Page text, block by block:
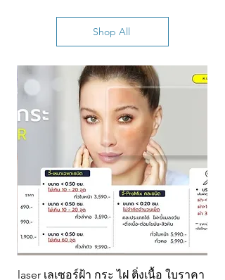
Shop All
laser เลเซอร์ฝ้า กระ ไฝ ติ่งเนื้อ ใบราคา